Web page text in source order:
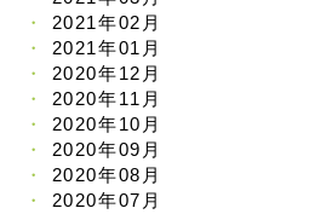
2021年02月
2021年01月
2020年12月
2020年11月
2020年10月
2020年09月
2020年08月
2020年07月